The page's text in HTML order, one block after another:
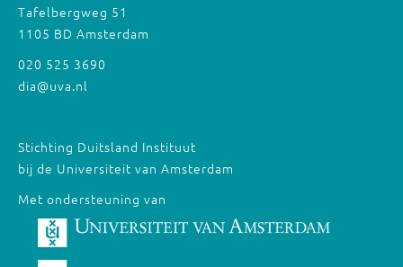
Tafelbergweg 51
1105 BD Amsterdam
020 525 3690
dia@uva.nl
Stichting Duitsland Instituut
bij de Universiteit van Amsterdam
Met ondersteuning van